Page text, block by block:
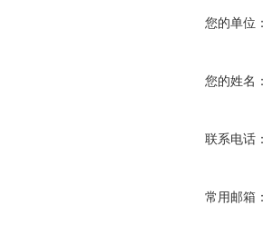
您的单位
您的姓名
联系电话
常用邮箱